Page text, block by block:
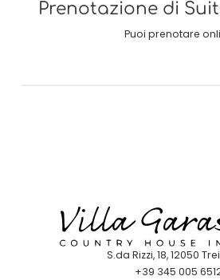
Prenotazione di
Puoi prenotare
S.da Rizzi, 18, 12050
+39 345 005